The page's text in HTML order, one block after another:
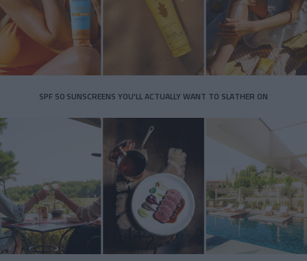
SPF 50 SUNSCREENS YOU'LL ACTUALLY WANT TO SLATHER ON